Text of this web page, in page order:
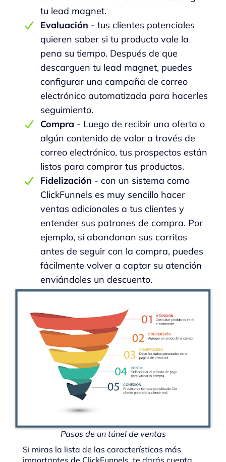
tu lead magnet.
Evaluación - tus clientes potenciales
quieren saber si tu producto vale la
pena su tiempo. Después de que
descarguen tu lead magnet, puedes
configurar una campaña de correo
electrónico automatizada para hacerles
seguimiento.
Compra - Luego de recibir una oferta o
algún contenido de valor a través de
correo electrónico, tus prospectos están
listos para comprar tus productos.
Fidelización - con un sistema como
ClickFunnels es muy sencillo hacer
ventas adicionales a tus clientes y
entender sus patrones de compra. Por
ejemplo, si abandonan sus carritos
antes de seguir con la compra, puedes
fácilmente volver a captar su atención
enviándoles un descuento.
Pasos de un túnel de ventas
Si miras la lista de las características más
importantes de ClickFunnels, te darás cuenta